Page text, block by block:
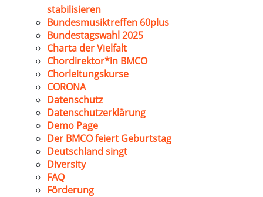
stabilisieren
Bundesmusiktreffen 60plus
Bundestagswahl 2025
Charta der Vielfalt
Chordirektor*in BMCO
Chorleitungskurse
CORONA
Datenschutz
Datenschutzerklärung
Demo Page
Der BMCO feiert Geburtstag
Deutschland singt
Diversity
FAQ
Förderung